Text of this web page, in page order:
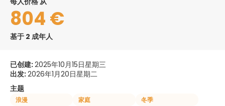
804 €
基于 2 成年人
已创建:2025年10月15日星期三
出发:2026年1月20日星期二
主题
浪漫 家庭
冬季